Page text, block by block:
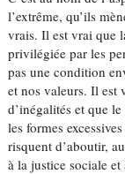
l’extrême, qu’ils
vrais. Il est vrai que
privilégiée par les
pas une condition
et nos valeurs. Il est
d’inégalités et que
les formes
risquent d’aboutir,
à la justice sociale